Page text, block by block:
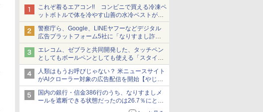
これぞ着るエアコン!! コンビニで買える冷凍ペ
ットボトルで体を冷やす山善の水冷ベストがロ
ードバイクにちょうどいい【ぼっち・ざ・ろー
ど！その14】【空いた時間でなにしてる？】
警察庁ら、Google、LINEヤフーなどデジタル
広告プラットフォーム5社に「なりすまし詐欺
広告」対策強化を要請 著名人の写真や映像を
使った投資詐欺などへの対策として
エレコム、ゼブラと共同開発した、タッチペン
としてもボールペンとしても使える「スタイラ
スツーウェイ」発売 iPadにも紙にも、持ち替
えずに書き込める
人類はもうお呼びじゃない？ 米ニュースサイト
がAIクローラー対象の広告配信を開始【やじう
まWatch】
国内の銀行・信金386行のうち、なりすましメ
ールを遮断できる状態だったのは26.7％にとど
まる～GMOブランドセキュリティ調査